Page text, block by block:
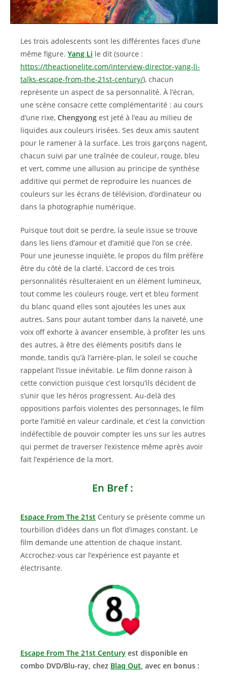
Les trois adolescents sont les différentes faces d’une
même figure. Yang Li le dit (source :
https://theactionelite.com/interview-director-yang-li-
talks-escape-from-the-21st-century/), chacun
représente un aspect de sa personnalité. À l’écran,
une scène consacre cette complémentarité : au cours
d’une rixe, Chengyong est jeté à l’eau au milieu de
liquides aux couleurs irisées. Ses deux amis sautent
pour le ramener à la surface. Les trois garçons nagent,
chacun suivi par une traînée de couleur, rouge, bleu
et vert, comme une allusion au principe de synthèse
additive qui permet de reproduire les nuances de
couleurs sur les écrans de télévision, d’ordinateur ou
dans la photographie numérique.
Puisque tout doit se perdre, la seule issue se trouve
dans les liens d’amour et d’amitié que l’on se crée.
Pour une jeunesse inquiète, le propos du film préfère
être du côté de la clarté. L’accord de ces trois
personnalités résulteraient en un élément lumineux,
tout comme les couleurs rouge, vert et bleu forment
du blanc quand elles sont ajoutées les unes aux
autres. Sans pour autant tomber dans la naïveté, une
voix off exhorte à avancer ensemble, à profiter les uns
des autres, à être des éléments positifs dans le
monde, tandis qu’à l’arrière-plan, le soleil se couche
rappelant l’issue inévitable. Le film donne raison à
cette conviction puisque c’est lorsqu’ils décident de
s’unir que les héros progressent. Au-delà des
oppositions parfois violentes des personnages, le film
porte l’amitié en valeur cardinale, et c’est la conviction
indéfectible de pouvoir compter les uns sur les autres
qui permet de traverser l’existence même après avoir
fait l’expérience de la mort.
En Bref :
Espace From The 21st Century se présente comme un
tourbillon d’idées dans un flot d’images constant. Le
film demande une attention de chaque instant.
Accrochez-vous car l’expérience est payante et
électrisante.
Escape From The 21st Century est disponible en
combo DVD/Blu-ray, chez Blaq Out, avec en bonus :